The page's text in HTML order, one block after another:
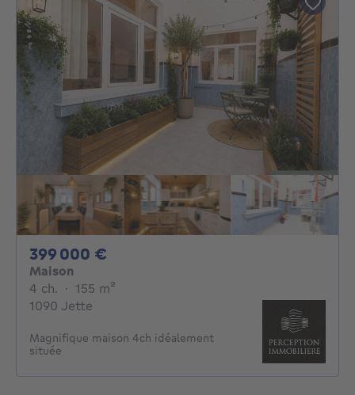
399 000 €
Maison
4 ch. 4 chambres
· 155 m²
1090 Jette
Magnifique maison 4ch idéalement
située